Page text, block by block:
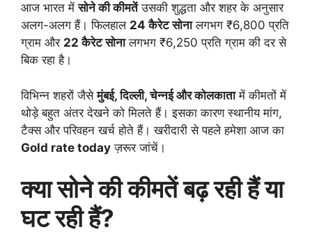
आज भारत मेंसोने की कीमतेंउसकी शुद्धता और शहर के अनुसार
अलग-अलग हैं। फिलहाल 24 कैरेट सोनालगभग ₹6,800 प्रति
ग्राम और 22 कैरेट सोनालगभग ₹6,250 प्रति ग्राम की दर से
बिक रहा है।
विभिन्न शहरों जैसेमुंबई, दिल्ली, चेन्नई और कोलकातामें कीमतों में
थोड़े बहुत अंतर देखने को मिलते हैं। इसका कारण स्थानीय मांग,
टैक्स और परिवहन खर्च होते हैं। खरीदारी से पहले हमेशा आज का
Gold rate today ज़रूर जांचें।
क्या सोने की कीमतें बढ़ रही हैं या
घट रही हैं?